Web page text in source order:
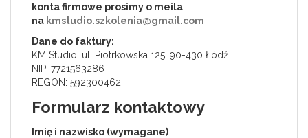
konta firmowe prosimy o meila
na kmstudio.szkolenia@gmail.com
Dane do faktury:
KM Studio, ul. Piotrkowska 125, 90-430 Łódź
NIP: 7721563286
REGON: 592300462
Formularz kontaktowy
Imię i nazwisko (wymagane)